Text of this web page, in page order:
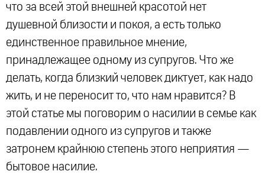
что за всей этой внешней красотой нет
душевной близости и покоя, а есть только
единственное правильное мнение,
принадлежащее одному из супругов. Что же
делать, когда близкий человек диктует, как надо
жить, и не переносит то, что нам нравится? В
этой статье мы поговорим о насилии в семье как
подавлении одного из супругов и также
затронем крайнюю степень этого неприятия —
бытовое насилие.